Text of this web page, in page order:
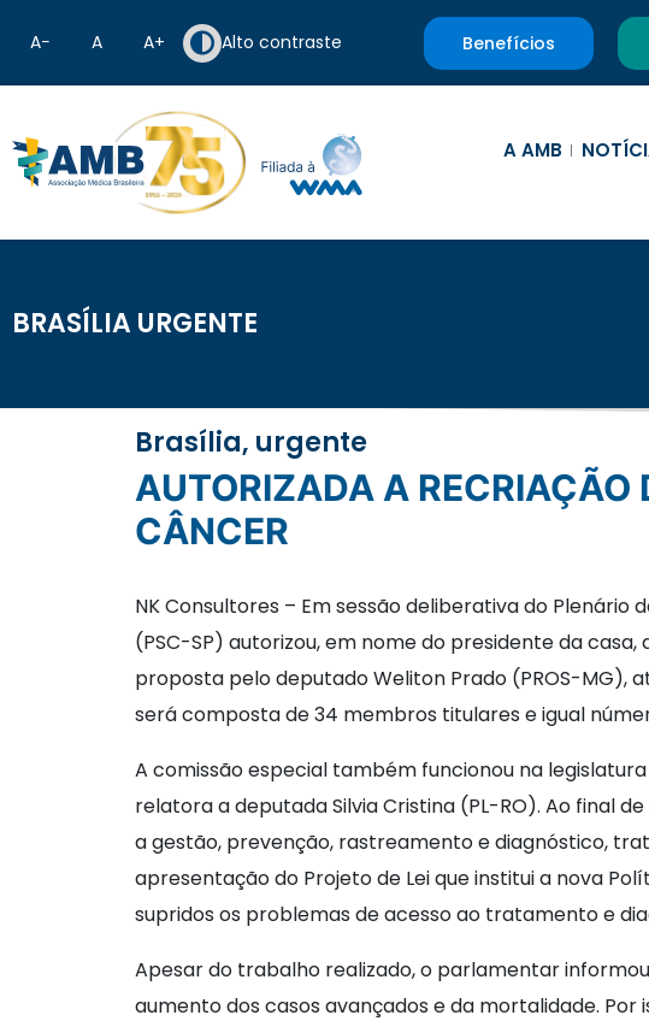
A− A A+ Alto contraste Benefícios
A AMB
BRASÍLIA URGENTE
Brasília, urgente
AUTORIZADA A RECRIAÇÃO DA COMISSÃO ESPECIAL DE COMBATE AO
CÂNCER
NK Consultores – Em sessão deliberativa do
(PSC-SP) autorizou, em nome do presidente da
proposta pelo deputado Weliton Prado (PROS-MG),
será composta de 34 membros titulares e igual
A comissão especial também funcionou na
relatora a deputada Silvia Cristina (PL-RO). Ao final
a gestão, prevenção, rastreamento e diagnóstico,
apresentação do Projeto de Lei que institui a nova
supridos os problemas de acesso ao tratamento e
Apesar do trabalho realizado, o parlamentar
aumento dos casos avançados e da mortalidade.